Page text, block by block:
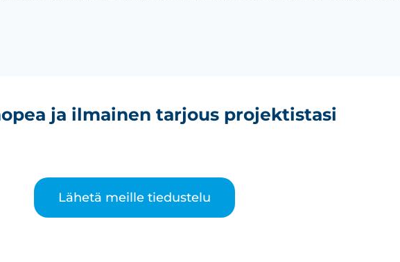
ja ilmainen tarjous projektistasi
Lähetä meille tiedustelu